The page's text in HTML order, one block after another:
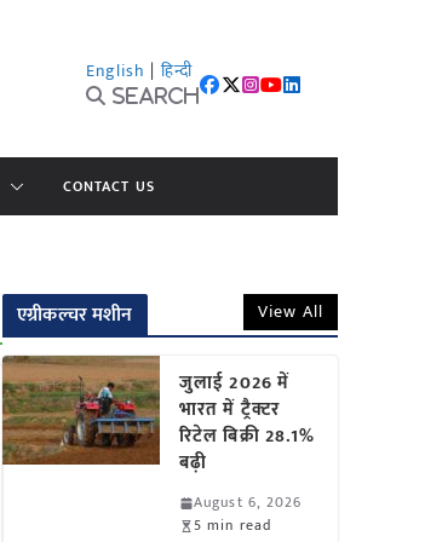
English | हिन्दी
Search
CONTACT US
एग्रीकल्चर मशीन View All
जुलाई 2026 में
भारत में ट्रैक्टर
रिटेल बिक्री 28.1%
बढ़ी
August 6, 2026
5 min read